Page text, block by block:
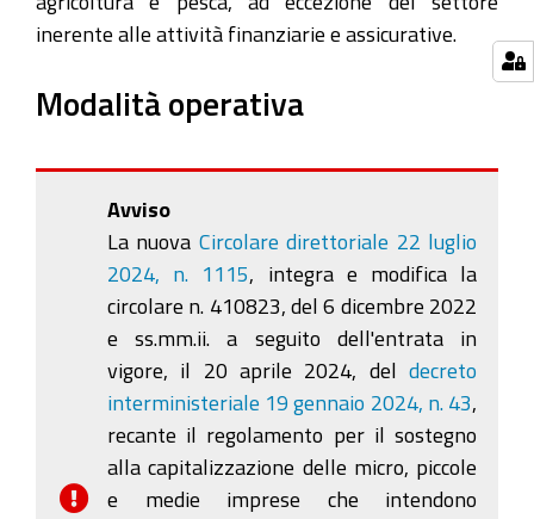
inerente alle attività finanziarie e assicurative.
Modalità operativa
Avviso
La nuova Circolare direttoriale 22 luglio
2024, n. 1115
, integra e modifica la
circolare n. 410823, del 6 dicembre 2022
e ss.mm.ii. a seguito dell'entrata in
vigore, il 20 aprile 2024, del decreto
interministeriale 19 gennaio 2024, n. 43
recante il regolamento per il sostegno
alla capitalizzazione delle micro, piccole
e medie imprese che intendono